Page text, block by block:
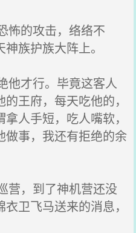
怖的攻击，络络不
族护族大阵上。
才行。毕竟这客人
王府，每天吃他的，
人手短，吃人嘴软，
做事，我还有拒绝的余
，到了神机营还没
卫飞马送来的消息，